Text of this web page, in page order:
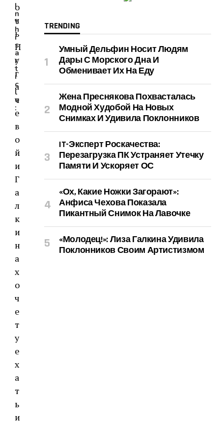
I
n
t
h
i
s
a
r
t
i
c
l
e
:
TRENDING
Умный Дельфин Носит Людям
Дары С Морского Дна И
Обменивает Их На Еду
Жена Преснякова Похвасталась
Модной Худобой На Новых
Снимках И Удивила Поклонников
IT-Эксперт Роскачества:
Перезагрузка ПК Устраняет Утечку
Памяти И Ускоряет ОС
«Ох, Какие Ножки Загорают»:
Анфиса Чехова Показала
Пикантный Снимок На Лавочке
«Молодец!»: Лиза Галкина Удивила
Поклонников Своим Артистизмом